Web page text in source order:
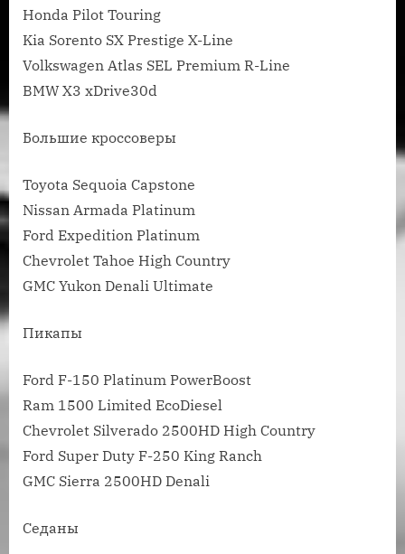
Honda Pilot Touring
Kia Sorento SX Prestige X-Line
Volkswagen Atlas SEL Premium R-Line
BMW X3 xDrive30d
Большие кроссоверы
Toyota Sequoia Capstone
Nissan Armada Platinum
Ford Expedition Platinum
Chevrolet Tahoe High Country
GMC Yukon Denali Ultimate
Пикапы
Ford F-150 Platinum PowerBoost
Ram 1500 Limited EcoDiesel
Chevrolet Silverado 2500HD High Country
Ford Super Duty F-250 King Ranch
GMC Sierra 2500HD Denali
Седаны